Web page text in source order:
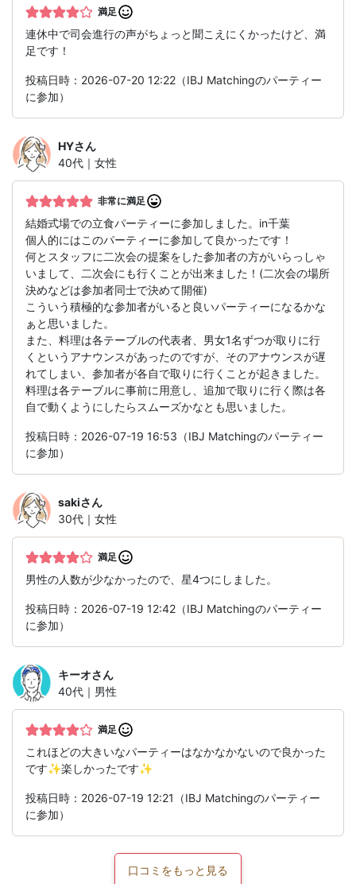
満足
連休中で司会進行の声がちょっと聞こえにくかったけど、満
足です！
投稿日時：2026-07-20 12:22（IBJ Matchingのパーティー
に参加）
HYさん
40代｜女性
非常に満足
結婚式場での立食パーティーに参加しました。in千葉
個人的にはこのパーティーに参加して良かったです！
何とスタッフに二次会の提案をした参加者の方がいらっしゃ
いまして、二次会にも行くことが出来ました！(二次会の場所
決めなどは参加者同士で決めて開催)
こういう積極的な参加者がいると良いパーティーになるかな
ぁと思いました。
また、料理は各テーブルの代表者、男女1名ずつが取りに行
くというアナウンスがあったのですが、そのアナウンスが遅
れてしまい、参加者が各自で取りに行くことが起きました。
料理は各テーブルに事前に用意し、追加で取りに行く際は各
自で動くようにしたらスムーズかなとも思いました。
投稿日時：2026-07-19 16:53（IBJ Matchingのパーティー
に参加）
sakiさん
30代｜女性
満足
男性の人数が少なかったので、星4つにしました。
投稿日時：2026-07-19 12:42（IBJ Matchingのパーティー
に参加）
キーオさん
40代｜男性
満足
これほどの大きいなパーティーはなかなかないので良かった
です✨楽しかったです✨
投稿日時：2026-07-19 12:21（IBJ Matchingのパーティー
に参加）
口コミをもっと見る